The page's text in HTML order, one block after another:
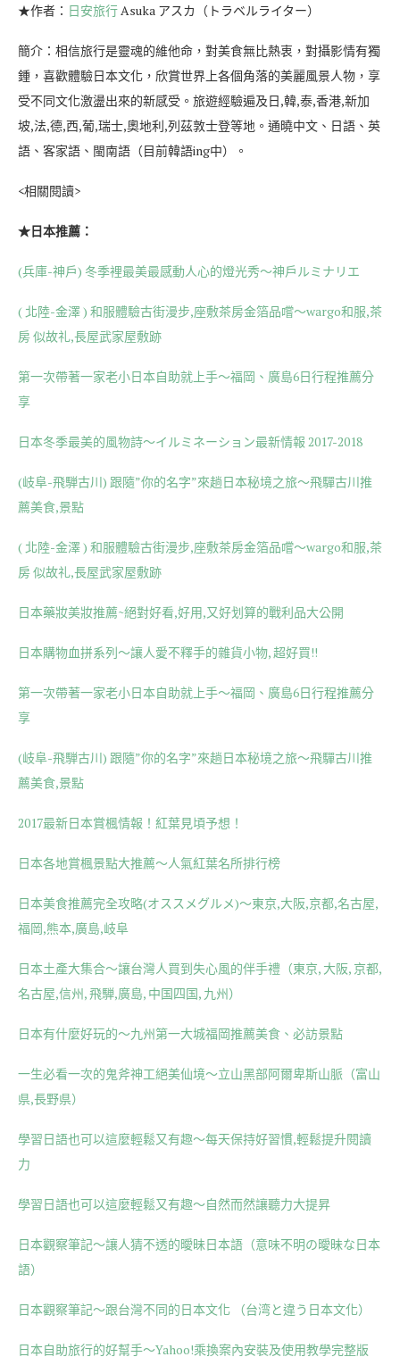
★作者： 日安旅行Asuka アスカ（トラベルライター）
簡介：相信旅行是靈魂的維他命，對美食無比熱衷，對攝影情有獨
鍾，喜歡體驗日本文化，欣賞世界上各個角落的美麗風景人物，享
受不同文化激盪出來的新感受。旅遊經驗遍及日,韓,泰,香港,新加
坡,法,德,西,葡,瑞士,奧地利,列茲敦士登等地。通曉中文、日語、英
語、客家語、閩南語（目前韓語ing中）。
<相關閱讀>
★日本推薦：
(兵庫-神戶) 冬季裡最美最感動人心的燈光秀～神戶ルミナリエ
( 北陸-金澤 ) 和服體驗古街漫步,座敷茶房金箔品嚐～wargo和服,茶
房 似故礼,長屋武家屋敷跡
第一次帶著一家老小日本自助就上手～福岡、廣島6日行程推薦分
享
日本冬季最美的風物詩～イルミネーション最新情報 2017-2018
(岐阜-飛騨古川) 跟隨”你的名字”來趟日本秘境之旅～飛驒古川推
薦美食,景點
( 北陸-金澤 ) 和服體驗古街漫步,座敷茶房金箔品嚐～wargo和服,茶
房 似故礼,長屋武家屋敷跡
日本藥妝美妝推薦~絕對好看,好用,又好划算的戰利品大公開
日本購物血拼系列～讓人愛不釋手的雜貨小物, 超好買!!
第一次帶著一家老小日本自助就上手～福岡、廣島6日行程推薦分
享
(岐阜-飛騨古川) 跟隨”你的名字”來趟日本秘境之旅～飛驒古川推
薦美食,景點
2017最新日本賞楓情報！紅葉見頃予想！
日本各地賞楓景點大推薦～人氣紅葉名所排行榜
日本美食推薦完全攻略(オススメグルメ)～東京,大阪,京都,名古屋,
福岡,熊本,廣島,岐阜
日本土產大集合～讓台灣人買到失心風的伴手禮（東京, 大阪, 京都,
名古屋,信州, 飛騨,廣島, 中国四国, 九州）
日本有什麼好玩的～九州第一大城福岡推薦美食、必訪景點
一生必看一次的鬼斧神工絕美仙境～立山黑部阿爾卑斯山脈（富山
県,長野県）
學習日語也可以這麼輕鬆又有趣～每天保持好習慣,輕鬆提升閱讀
力
學習日語也可以這麼輕鬆又有趣～自然而然讓聽力大提昇
日本觀察筆記～讓人猜不透的曖昧日本語（意味不明の曖昧な日本
語）
日本觀察筆記～跟台灣不同的日本文化 （台湾と違う日本文化）
日本自助旅行的好幫手～Yahoo!乘換案內安裝及使用教學完整版